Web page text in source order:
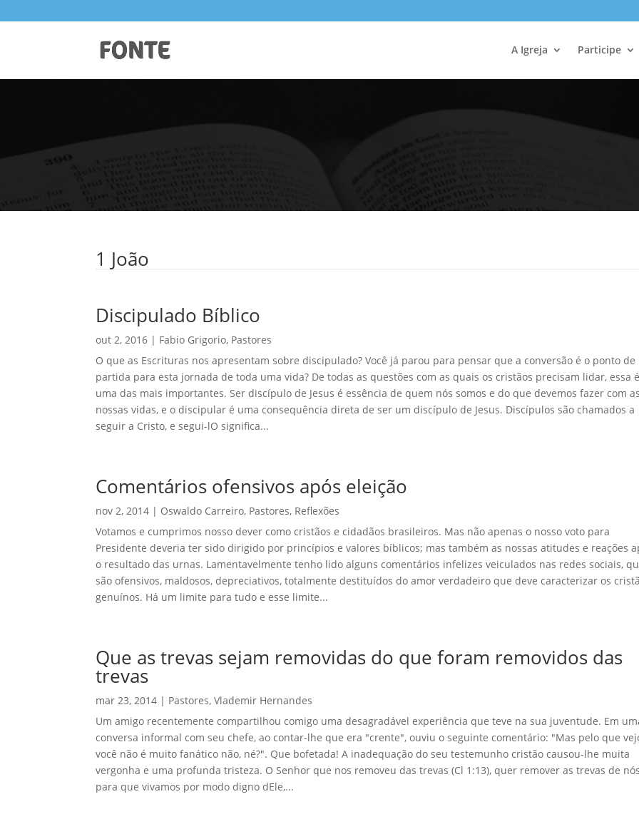
A Igreja Participe
1 João
Discipulado Bíblico
out 2, 2016 | Fabio Grigorio, Pastores
O que as Escrituras nos apresentam sobre discipulado? Você já parou para pensar que a conversão é o ponto de
partida para esta jornada de toda uma vida? De todas as questões com as quais os cristãos precisam lidar, essa é
uma das mais importantes. Ser discípulo de Jesus é essência de quem nós somos e do que devemos fazer com as
nossas vidas, e o discipular é uma consequência direta de ser um discípulo de Jesus. Discípulos são chamados a
seguir a Cristo, e segui-lO significa...
Comentários ofensivos após eleição
nov 2, 2014 | Oswaldo Carreiro, Pastores, Reflexões
Votamos e cumprimos nosso dever como cristãos e cidadãos brasileiros. Mas não apenas o nosso voto para
Presidente deveria ter sido dirigido por princípios e valores bíblicos; mas também as nossas atitudes e reações
o resultado das urnas. Lamentavelmente tenho lido alguns comentários infelizes veiculados nas redes sociais,
são ofensivos, maldosos, depreciativos, totalmente destituídos do amor verdadeiro que deve caracterizar os
genuínos. Há um limite para tudo e esse limite...
Que as trevas sejam removidas do que foram removidos das
trevas
mar 23, 2014 | Pastores,Vlademir Hernandes
Um amigo recentemente compartilhou comigo uma desagradável experiência que teve na sua juventude. Em
conversa informal com seu chefe, ao contar-lhe que era "crente", ouviu o seguinte comentário: "Mas pelo que
você não é muito fanático não, né?". Que bofetada! A inadequação do seu testemunho cristão causou-lhe muita
vergonha e uma profunda tristeza. O Senhor que nos removeu das trevas (Cl 1:13), quer remover as trevas de nós
para que vivamos por modo digno dEle,...